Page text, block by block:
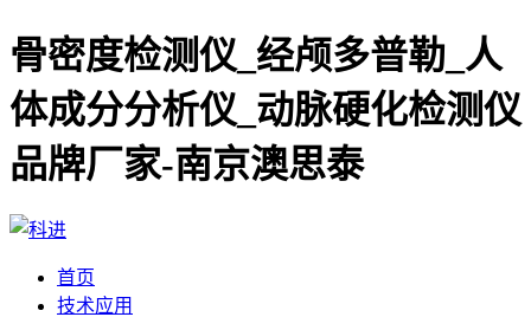
骨密度检测仪_经颅多普勒_人
体成分分析仪_动脉硬化检测仪
品牌厂家-南京澳思泰
首页
技术应用